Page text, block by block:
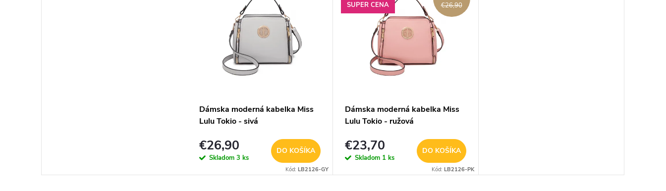
Dámska moderná kabelka Miss
Lulu Tokio - sivá
€26,90
Skladom 3 ks
DO KOŠÍKA
Kód: LB2126-GY
SUPER CENA
€26,90
Dámska moderná kabelka Miss
Lulu Tokio - ružová
€23,70
Skladom 1 ks
DO KOŠÍKA
Kód: LB2126-PK